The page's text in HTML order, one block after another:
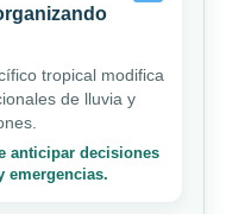
tropical modifica
de lluvia y
anticipar decisiones
emergencias.